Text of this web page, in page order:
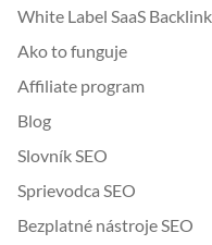
White Label SaaS
Ako to funguje
Affiliate program
Blog
Slovník SEO
Sprievodca SEO
Bezplatné nástroje SEO